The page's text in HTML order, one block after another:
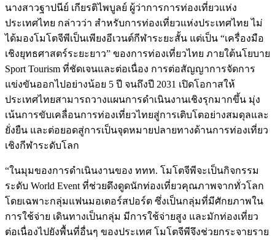
นางสาวฐาปนีย์ เกียรติไพบูลย์ ผู้ว่าการการท่องเที่ยวแห่ง
ประเทศไทย กล่าวว่า สำหรับการท่องเที่ยวแห่งประเทศไทย ไม่
ได้มองโมโตจีพีเป็นเพียงอีเวนต์กีฬาระยะสั้น แต่เป็น “เครื่องมือ
เชิงยุทธศาสตร์ระยะยาว” ของการท่องเที่ยวไทย ภายใต้นโยบาย
Sport Tourism ที่ชัดเจนและต่อเนื่อง การต่อสัญญาการจัดการ
แข่งขันออกไปอย่างน้อย 5 ปี จนถึงปี 2031 เปิดโอกาสให้
ประเทศไทยสามารถวางแผนการดำเนินงานเชิงรุกมากขึ้น มุ่ง
เน้นการขับเคลื่อนการท่องเที่ยวไทยสู่การเติบโตอย่างสมดุลและ
ยั่งยืน และต่อยอดสู่การเป็นจุดหมายปลายทางด้านการท่องเที่ยว
เชิงกีฬาระดับโลก
“ในมุมของการดำเนินงานของ ททท. โมโตจีพีจะเป็นกิจกรรม
ระดับ World Event ที่ช่วยดึงดูดนักท่องเที่ยวคุณภาพจากทั่วโลก
โดยเฉพาะกลุ่มแฟนมอเตอร์สปอร์ต ซึ่งเป็นกลุ่มที่มีศักยภาพใน
การใช้จ่าย เดินทางเป็นกลุ่ม มีการใช้จ่ายสูง และมักท่องเที่ยว
ต่อเนื่องไปยังพื้นที่อื่นๆ ของประเทศ โมโตจีพีจึงช่วยกระจายราย